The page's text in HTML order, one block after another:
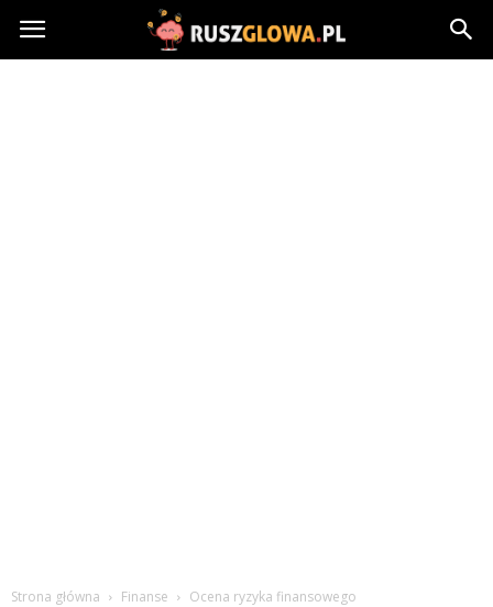
Ruszglowa.pl
Strona główna Finanse Ocena ryzyka finansowego